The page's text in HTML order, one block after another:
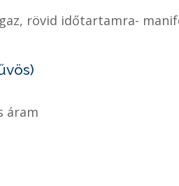
rövid időtartamra-
áram